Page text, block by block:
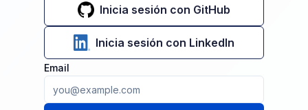
Inicia sesión con GitHub
Inicia sesión con LinkedIn
Email